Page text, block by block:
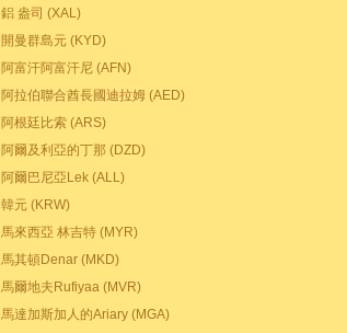
鋁 盎司 (XAL)
開曼群島元 (KYD)
阿富汗阿富汗尼 (AFN)
阿拉伯聯合酋長國迪拉姆 (AED)
阿根廷比索 (ARS)
阿爾及利亞的丁那 (DZD)
阿爾巴尼亞Lek (ALL)
韓元 (KRW)
馬來西亞 林吉特 (MYR)
馬其頓Denar (MKD)
馬爾地夫Rufiyaa (MVR)
馬達加斯加人的Ariary (MGA)